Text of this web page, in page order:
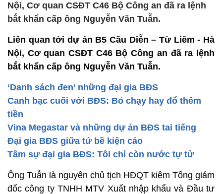
Nội, Cơ quan CSĐT C46 Bộ Công an đã ra lệnh
bắt khẩn cấp ông Nguyễn Văn Tuẫn.
Liên quan tới dự án B5 Cầu Diễn – Từ Liêm - Hà
Nội, Cơ quan CSĐT C46 Bộ Công an đã ra lệnh
bắt khẩn cấp ông Nguyễn Văn Tuẫn.
‘Danh sách đen’ những đại gia BĐS
Canh bạc cuối với BĐS: Bỏ chạy hay đổ thêm
tiền
Vina Megastar và những dự án BĐS tai tiếng
Đại gia BĐS giữa tứ bề kiện cáo
Tâm sự đại gia BĐS: Tôi chỉ còn nước tự tử
Ông Tuẫn là nguyên chủ tịch HĐQT kiêm Tổng giám
đốc công ty TNHH MTV Xuất nhập khẩu và Đầu tư